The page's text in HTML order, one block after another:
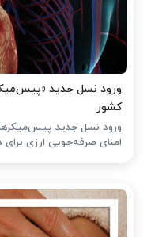
ورود نسل جدید
کشور
ورود نسل جدید
امنای صرفه‌جویی ارزی برای